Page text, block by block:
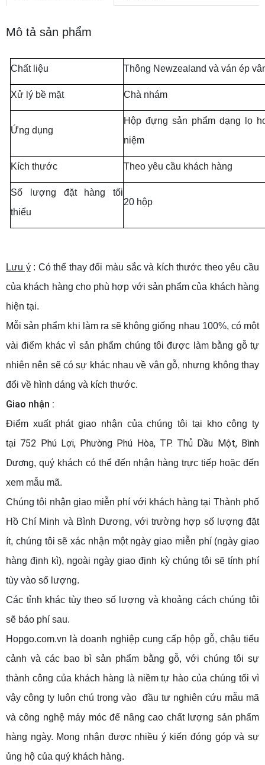
Mô tả sản phẩm
Chất liệu Thông Newzealand và ván ép
Xử lý bề mặt Chà nhám
Ứng dụng
Hộp đựng sản phẩm dạng lọ
niệm
Kích thước Theo yêu cầu khách hàng
Số lượng đặt hàng tối
thiểu
20 hộp
Lưu ý: Có thể thay đổi màu sắc và kích thước theo yêu cầu
của khách hàng cho phù hợp với sản phẩm của khách hàng
hiện tại.
Mỗi sản phẩm khi làm ra sẽ không giống nhau 100%, có một
vài điểm khác vì sản phẩm chúng tôi được làm bằng gỗ tự
nhiên nên sẽ có sự khác nhau về vân gỗ, nhưng không thay
đổi về hình dáng và kích thước.
Giao nhận :
Điểm xuất phát giao nhận của chúng tôi tại kho công ty
tại 752 Phú Lợi, Phường Phú Hòa, TP. Thủ Dầu Một, Bình
Dương, quý khách có thể đến nhận hàng trực tiếp hoặc đến
xem mẫu mã.
Chúng tôi nhận giao miễn phí với khách hàng tại Thành phố
Hồ Chí Minh và Bình Dương, với trường hợp số lượng đặt
ít, chúng tôi sẽ xác nhận một ngày giao miễn phí (ngày giao
hàng định kì), ngoài ngày giao định kỳ chúng tôi sẽ tính phí
tùy vào số lượng.
Các tỉnh khác tùy theo số lượng và khoảng cách chúng tôi
sẽ báo phí sau.
Hopgo.com.vn là doanh nghiệp cung cấp hộp gỗ, chậu tiểu
cảnh và các bao bì sản phẩm bằng gỗ, với chúng tôi sự
thành công của khách hàng là niềm tự hào của chúng tối vì
vậy công ty luôn chú trọng vào đầu tư nghiên cứu mẫu mã
và công nghệ máy móc để nâng cao chất lượng sản phẩm
hàng ngày. Mong nhận được nhiều ý kiến đóng góp và sự
ủng hộ của quý khách hàng.